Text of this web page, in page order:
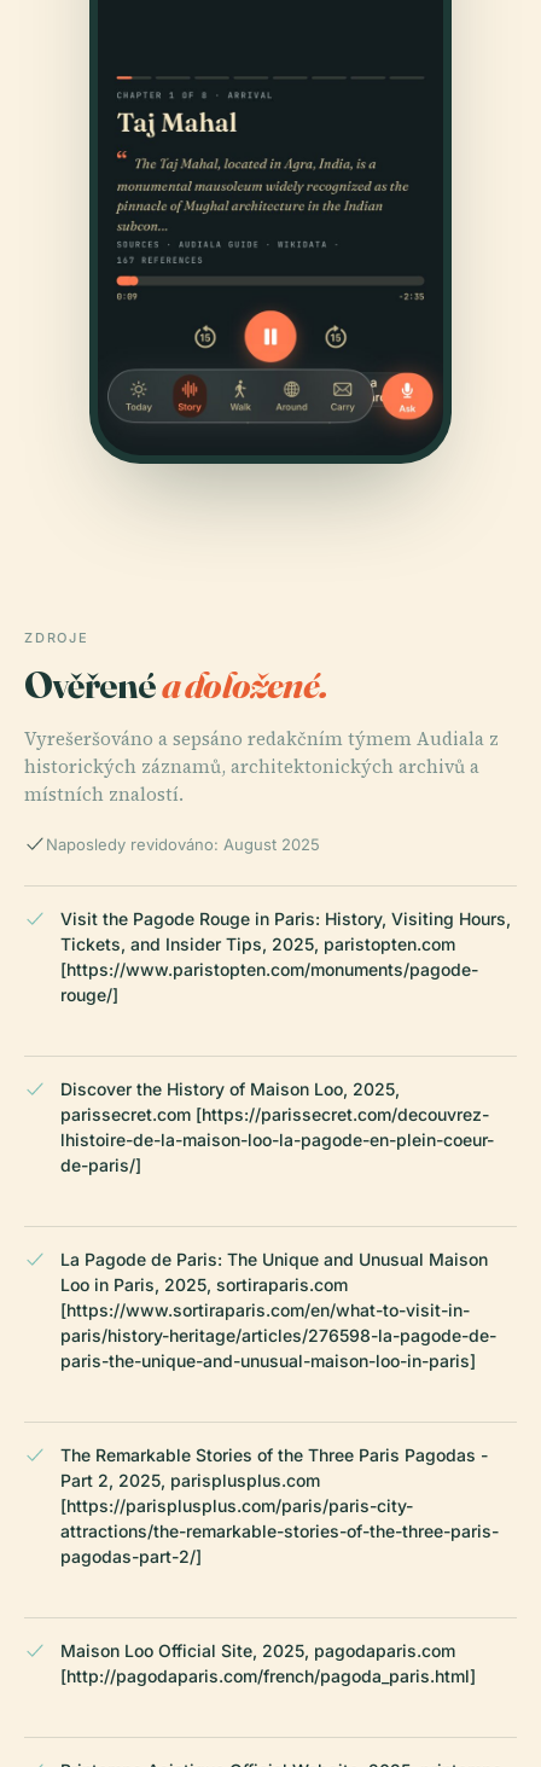
ZDROJE
Ověřenéa doložené.
Vyrešeršováno a sepsáno redakčním týmem Audiala z
historických záznamů, architektonických archivů a
místních znalostí.
Naposledy revidováno: August 2025
Visit the Pagode Rouge in Paris: History, Visiting Hours,
Tickets, and Insider Tips, 2025, paristopten.com
[https://www.paristopten.com/monuments/pagode-
rouge/]
Discover the History of Maison Loo, 2025,
parissecret.com [https://parissecret.com/decouvrez-
lhistoire-de-la-maison-loo-la-pagode-en-plein-coeur-
de-paris/]
La Pagode de Paris: The Unique and Unusual Maison
Loo in Paris, 2025, sortiraparis.com
[https://www.sortiraparis.com/en/what-to-visit-in-
paris/history-heritage/articles/276598-la-pagode-de-
paris-the-unique-and-unusual-maison-loo-in-paris]
The Remarkable Stories of the Three Paris Pagodas -
Part 2, 2025, parisplusplus.com
[https://parisplusplus.com/paris/paris-city-
attractions/the-remarkable-stories-of-the-three-paris-
pagodas-part-2/]
Maison Loo Official Site, 2025, pagodaparis.com
[http://pagodaparis.com/french/pagoda_paris.html]